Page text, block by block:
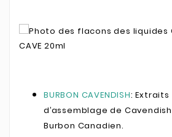
BURBON CAVENDISH:
d’assemblage de
Burbon Canadien.